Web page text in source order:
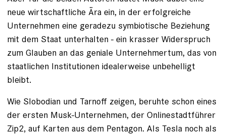
neue wirtschaftliche Ära ein, in der erfolgreiche
Unternehmen eine geradezu symbiotische Beziehung
mit dem Staat unterhalten - ein krasser Widerspruch
zum Glauben an das geniale Unternehmertum, das von
staatlichen Institutionen idealerweise unbehelligt
bleibt.
Wie Slobodian und Tarnoff zeigen, beruhte schon eines
der ersten Musk-Unternehmen, der Onlinestadtführer
Zip2, auf Karten aus dem Pentagon. Als Tesla noch als